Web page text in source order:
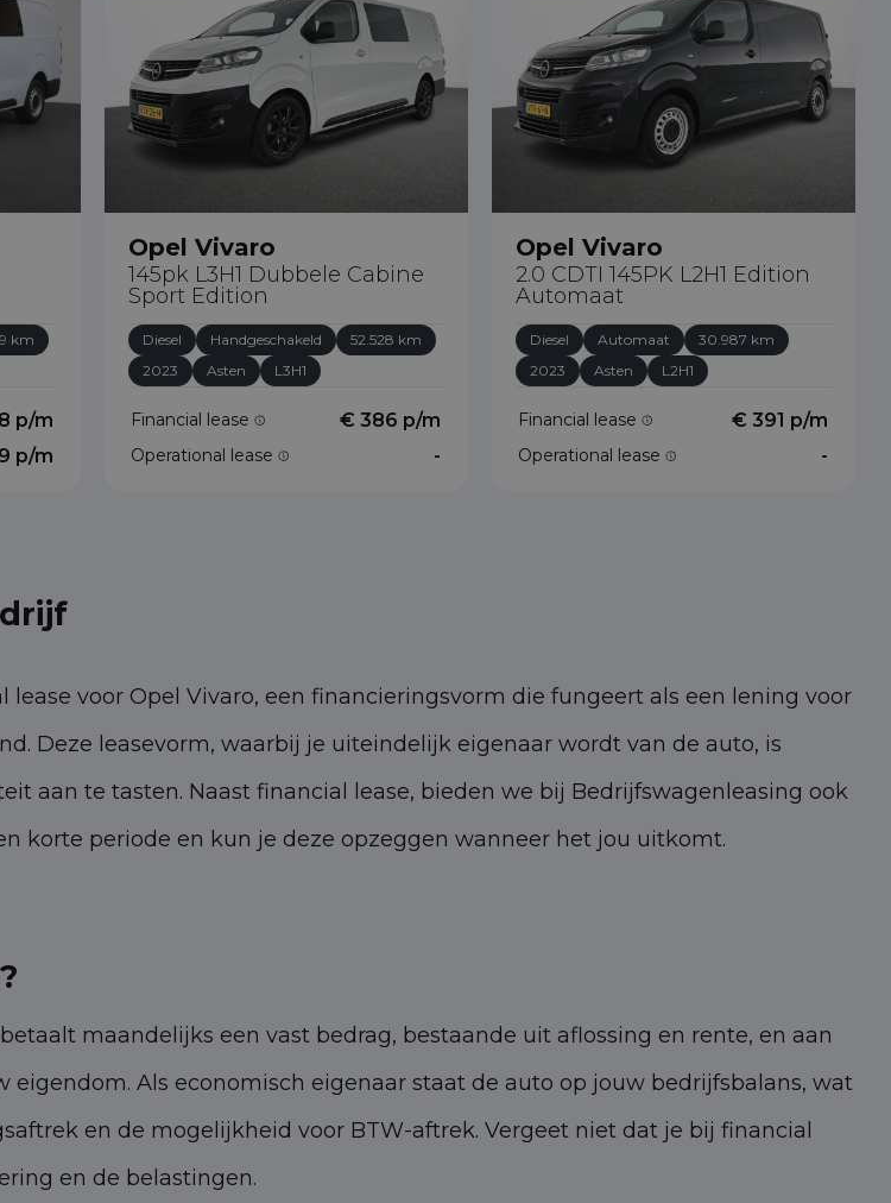
km
p/m
p/m
Opel Vivaro
145pk L3H1 Dubbele Cabine
Sport Edition
Diesel Handgeschakeld
52.528 km
2023
Asten L3H1
Financial lease € 386 p/m
Operational lease -
Opel Vivaro
2.0 CDTI 145PK L2H1 Edition
Automaat
Diesel Automaat
30.987 km
2023
Asten L2H1
Financial lease € 391 p/m
Operational lease -
voor Opel Vivaro, een financieringsvorm die fungeert als een lening voor
Deze leasevorm, waarbij je uiteindelijk eigenaar wordt van de auto, is
aan te tasten. Naast financial lease, bieden we bij Bedrijfswagenleasing ook
korte periode en kun je deze opzeggen wanneer het jou uitkomt.
maandelijks een vast bedrag, bestaande uit aflossing en rente, en aan
Als economisch eigenaar staat de auto op jouw bedrijfsbalans, wat
en de mogelijkheid voor BTW-aftrek. Vergeet niet dat je bij financial
en de belastingen.